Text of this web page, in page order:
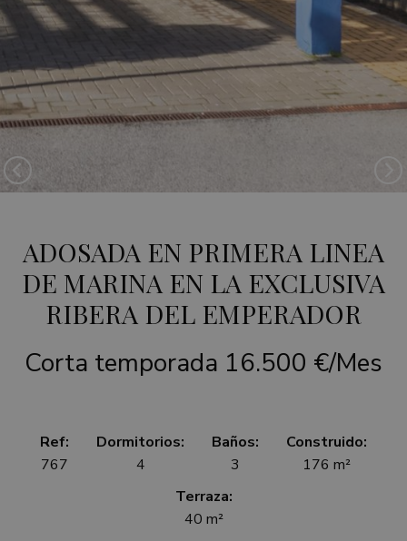
Previous
ADOSADA EN PRIMERA LINEA
DE MARINA EN LA EXCLUSIVA
RIBERA DEL EMPERADOR
Corta temporada 16.500 €/Mes
Ref:
767
Dormitorios:
4
Baños:
3
Construido:
176 m²
Terraza:
40 m²